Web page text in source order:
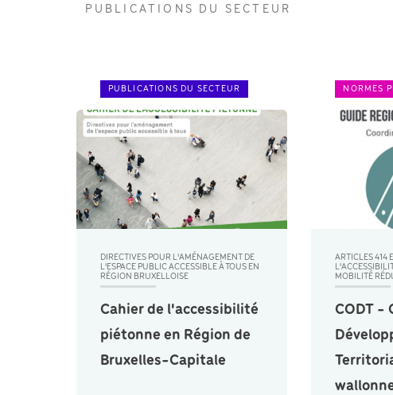
PUBLICATIONS DU SECTEUR
PUBLICATIONS DU SECTEUR
DIRECTIVES POUR L'AMÉNAGEMENT DE
L'ESPACE PUBLIC ACCESSIBLE À TOUS EN
RÉGION BRUXELLOISE
Cahier de l'accessibilité
piétonne en Région de
Bruxelles-Capitale
NORMES
ARTICLES 414
MOBILITÉ
CODT -